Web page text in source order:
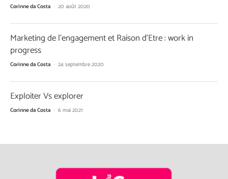
Corinne da Costa - 20 août 2020
Marketing de l’engagement et Raison d’Etre : work in
progress
Corinne da Costa - 24 septembre 2020
Exploiter Vs explorer
Corinne da Costa - 6 mai 2021